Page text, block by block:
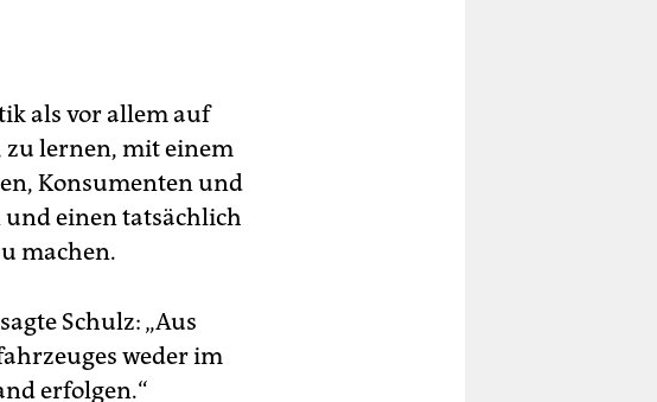
als vor allem auf
zu lernen, mit einem
Konsumenten und
einen tatsächlich
machen.
Schulz: „Aus
weder im
erfolgen.“